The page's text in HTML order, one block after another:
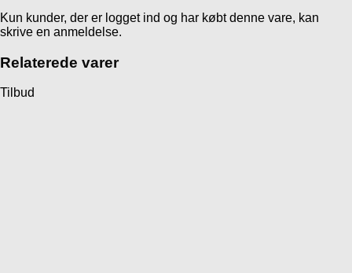
Kun kunder, der er logget ind og har købt denne vare, kan
skrive en anmeldelse.
Relaterede varer
Tilbud